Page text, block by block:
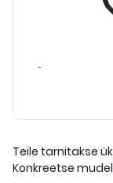
Teile tarnitakse
Konkreetse